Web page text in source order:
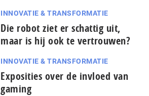
INNOVATIE & TRANSFORMATIE
Die robot ziet er schattig uit,
maar is hij ook te vertrouwen?
INNOVATIE & TRANSFORMATIE
Exposities over de invloed van
gaming